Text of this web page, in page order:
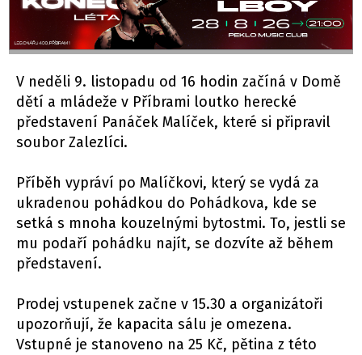
V neděli 9. listopadu od 16 hodin začíná v Domě
dětí a mládeže v Příbrami loutko herecké
představení Panáček Malíček, které si připravil
soubor Zalezlíci.
Příběh vypráví po Malíčkovi, který se vydá za
ukradenou pohádkou do Pohádkova, kde se
setká s mnoha kouzelnými bytostmi. To, jestli se
mu podaří pohádku najít, se dozvíte až během
představení.
Prodej vstupenek začne v 15.30 a organizátoři
upozorňují, že kapacita sálu je omezena.
Vstupné je stanoveno na 25 Kč, pětina z této